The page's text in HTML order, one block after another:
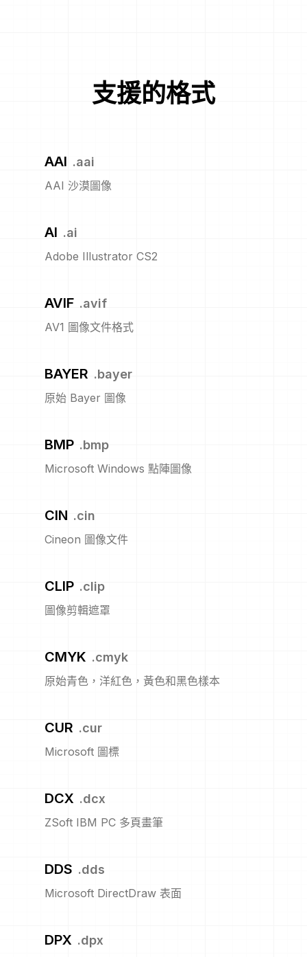
支援的格式
AAI .aai
AAI 沙漠圖像
AI .ai
Adobe Illustrator CS2
AVIF .avif
AV1 圖像文件格式
BAYER .bayer
原始 Bayer 圖像
BMP .bmp
Microsoft Windows 點陣圖像
CIN .cin
Cineon 圖像文件
CLIP .clip
圖像剪輯遮罩
CMYK .cmyk
原始青色，洋紅色，黃色和黑色樣本
CUR .cur
Microsoft 圖標
DCX .dcx
ZSoft IBM PC 多頁畫筆
DDS .dds
Microsoft DirectDraw 表面
DPX .dpx